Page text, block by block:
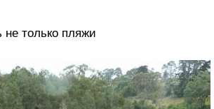
не только пляжи